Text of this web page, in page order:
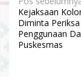
a
v
i
Kejaksaan
Diminta Periksa
Penggunaan
Puskesmas